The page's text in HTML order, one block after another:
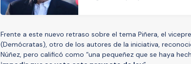
Frente a este nuevo retraso sobre el tema Piñera, el
(Demócratas), otro de los autores de la iniciativa,
Núñez, pero calificó como “una pequeñez que se haya